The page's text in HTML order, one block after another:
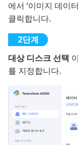
에서 ‘이미지 데이
클릭합니다.
대상 디스크 선택
를 지정합니다.